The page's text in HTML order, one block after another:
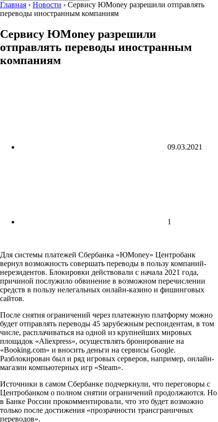
Главная › Новости › Сервису ЮMoney разрешили отправлять
переводы иностранным компаниям
Сервису ЮMoney разрешили
отправлять переводы иностранным
компаниям
09.03.2021
1
Для системы платежей Сбербанка «ЮMoney» Центробанк
вернул возможность совершать переводы в пользу компаний-
нерезидентов. Блокировки действовали с начала 2021 года,
причиной послужило обвинение в возможном перечислении
средств в пользу нелегальных онлайн-казино и фишинговых
сайтов.
После снятия ограничений через платежную платформу можно
будет отправлять переводы 45 зарубежным респондентам, в том
числе, расплачиваться на одной из крупнейших мировых
площадок «Aliexpress», осуществлять бронирование на
«Booking.com» и вносить деньги на сервисы Google.
Разблокирован был и ряд игровых серверов, например, онлайн-
магазин компьютерных игр «Steam».
Источники в самом Сбербанке подчеркнули, что переговоры с
Центробанком о полном снятии ограничений продолжаются. Но
в Банке России прокомментировали, что это будет возможно
только после достижения «прозрачности трансграничных
переводов».